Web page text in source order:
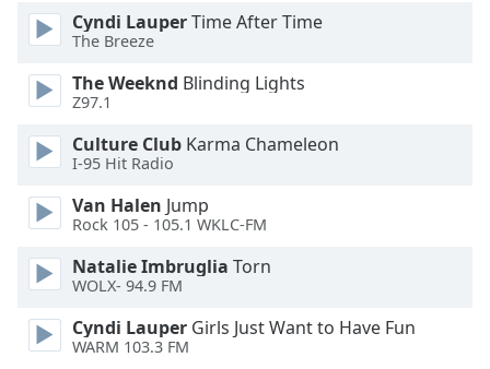
Opacity
Caption
Background
Color
Opacity
Font
Size
Cyndi LauperTime After Time
The Breeze
The Weeknd Blinding Lights
Z97.1
Culture Club Karma Chameleon
I-95 Hit Radio
Van Halen Jump
Rock 105 - 105.1 WKLC-FM
Natalie Imbruglia Torn
WOLX- 94.9 FM
Cyndi Lauper Girls Just Want to Have Fun
WARM 103.3 FM